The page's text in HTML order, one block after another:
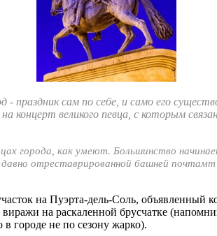
сам по себе, и само его
концерт великого певца, с которым
города, как умеют. Большинство
отреставрированной башней
на Пуэрта-дель-Соль,
на раскаленной брусчатке
городе не по сезону жарко).